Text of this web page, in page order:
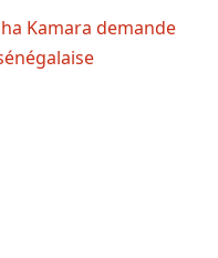
Kamara demande